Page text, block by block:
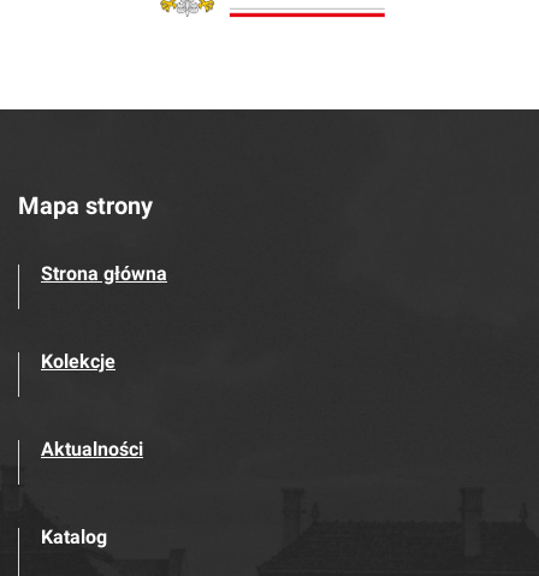
Mapa strony
Strona główna
Kolekcje
Aktualności
Katalog